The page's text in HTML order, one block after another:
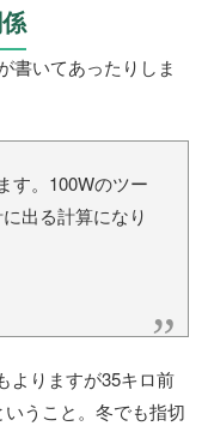
書いてあったりしま
す。100Wのツー
出る計算になり
よりますが35キロ前
うこと。冬でも指切